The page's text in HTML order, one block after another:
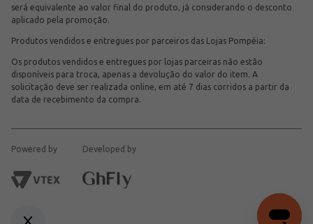
será equivalente ao valor final do produto, já considerando o desconto
aplicado pela promoção.
Produtos vendidos e entregues por parceiros das Lojas Pompéia:
Os produtos vendidos e entregues por lojas parceiras não estão
disponíveis para troca, apenas a devolução do valor do item. A
solicitação deve ser realizada online, em até 7 dias corridos a partir da
data de recebimento da compra.
Powered by Developed by